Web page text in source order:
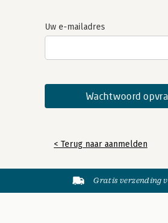
Uw e-mailadres
< Terug naar aanmelden
Gratis verzending